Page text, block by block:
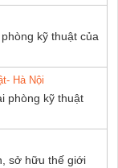
kỹ thuật của
Hà Nội
phòng kỹ thuật
sở hữu thế giới